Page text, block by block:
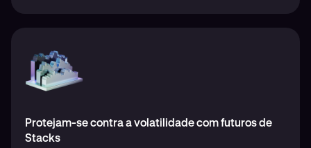
Protejam-se contra a volatilidade com futuros de
Stacks